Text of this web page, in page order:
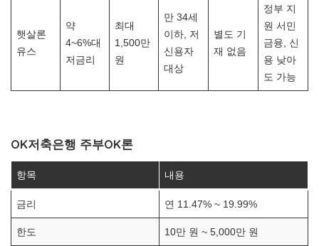
햇살론
유스
약
4~6%대
저금리
최대
1,500만
원
만 34세
이하, 저
신용자
대상
별도 기
재 없음
정부 지
원 서민
금융, 신
용 낮아
도 가능
OK저축은행 주부OK론
항목 내용
금리 연 11.47% ~ 19.99%
한도 10만 원 ~ 5,000만 원